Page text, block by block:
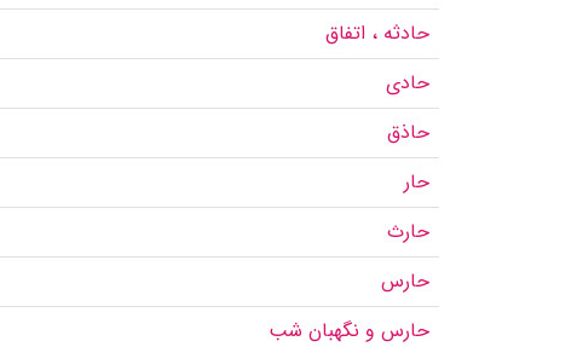
حادثه ، اتفاق
حادی
حاذق
حار
حارث
حارس
حارس و نگهبان شب